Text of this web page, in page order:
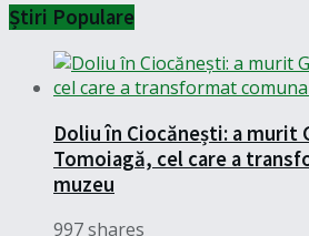
Știri Populare
Doliu în Ciocănești: a murit
Tomoiagă, cel care a
muzeu
997 shares